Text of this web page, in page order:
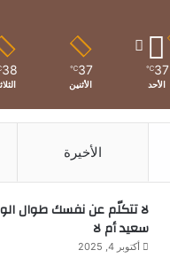
37
℃
الأحد
37
℃
الأثنين
38
الأخيرة
لا تتكلّم عن نفسك طوال
سعيد أم لا
أكتوبر 4, 2025